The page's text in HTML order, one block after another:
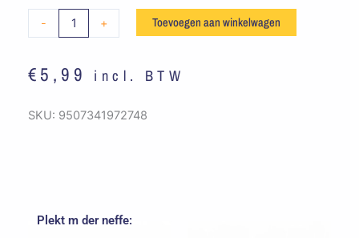
-
Vrouwke
+ Toevoegen aan winkelwagen
€5,99 incl. BTW
SKU: 9507341972748
Plekt m der neffe: